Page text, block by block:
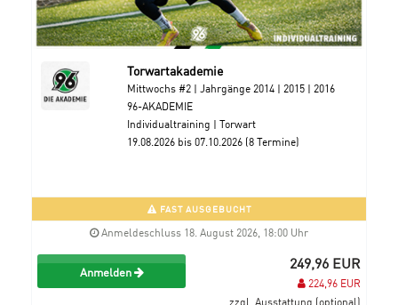
Torwartakademie
Mittwochs #2 | Jahrgänge 2014 | 2015 | 2016
96-AKADEMIE
Individualtraining | Torwart
19.08.2026 bis 07.10.2026 (8 Termine)
FAST AUSGEBUCHT
Anmeldeschluss 18. August 2026, 18:00 Uhr
Anmelden 249,96 EUR
224,96 EUR
zzgl. Ausstattung (optional)